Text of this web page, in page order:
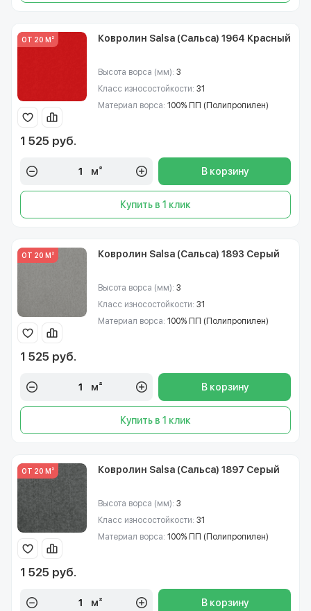
ОТ 20 М² Ковролин Salsa (Сальса) 1964 Красный
Высота ворса (мм): 3
Класс износостойкости: 31
Материал ворса: 100% ПП (Полипропилен)
1 525 руб.
м² В корзину
Купить в 1 клик
ОТ 20 М² Ковролин Salsa (Сальса) 1893 Серый
Высота ворса (мм): 3
Класс износостойкости: 31
Материал ворса: 100% ПП (Полипропилен)
1 525 руб.
м² В корзину
Купить в 1 клик
ОТ 20 М² Ковролин Salsa (Сальса) 1897 Серый
Высота ворса (мм): 3
Класс износостойкости: 31
Материал ворса: 100% ПП (Полипропилен)
1 525 руб.
м² В корзину